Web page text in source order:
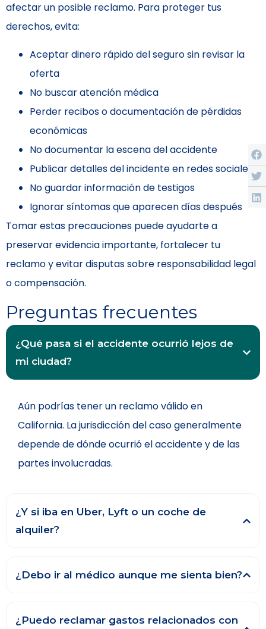
afectar un posible reclamo. Para proteger tus
derechos, evita:
Aceptar dinero rápido del seguro sin revisar la
oferta
No buscar atención médica
Perder recibos o documentación de pérdidas
económicas
No documentar la escena del accidente
Publicar detalles del incidente en redes sociales
No guardar información de testigos
Ignorar síntomas que aparecen días después
Tomar estas precauciones puede ayudarte a
preservar evidencia importante, fortalecer tu
reclamo y evitar disputas sobre responsabilidad legal
o compensación.
Preguntas frecuentes
¿Qué pasa si el accidente ocurrió lejos de
mi ciudad?
Aún podrías tener un reclamo válido en
California. La jurisdicción del caso generalmente
depende de dónde ocurrió el accidente y de las
partes involucradas.
¿Y si iba en Uber, Lyft o un coche de
alquiler?
¿Debo ir al médico aunque me sienta bien?
¿Puedo reclamar gastos relacionados con